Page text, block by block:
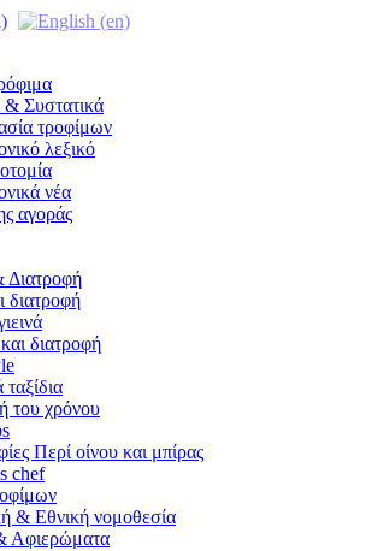
Συστατικά
τροφίμων
λεξικό
νέα
αγοράς
Διατροφή
διατροφή
διατροφή
του χρόνου
Περί οίνου και μπίρας
chef
& Εθνική νομοθεσία
Αφιερώματα